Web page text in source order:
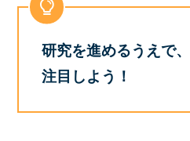
研究を進めるうえで
注目しよう！